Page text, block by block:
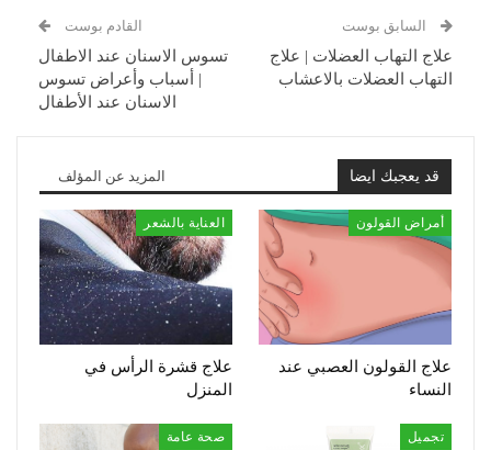
السابق بوست
علاج التهاب العضلات | علاج
التهاب العضلات بالاعشاب
القادم بوست
تسوس الاسنان عند الاطفال
| أسباب وأعراض تسوس
الاسنان عند الأطفال
قد يعجبك ايضا المزيد عن المؤلف
أمراض القولون
علاج القولون العصبي عند
النساء
العناية بالشعر
علاج قشرة الرأس في
المنزل
تجميل صحة عامة